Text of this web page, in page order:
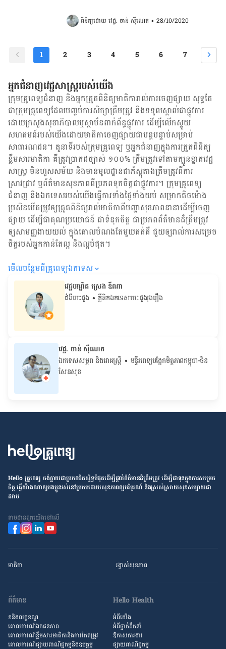
ពិនិត្យដោយ វេជ្ជ. ចាន់ ស៊ីណេត • 28/10/2020
1 2 3 4 5 6 7
អ្នកជំនាញវេជ្ជសាស្ត្ររបស់យើង
ក្រុមគ្រូពេទ្យជំនាញ និង​អ្នក​ត្រួតពិនិត្យ​មាតិការាល់ការចេញផ្សាយ សុទ្ធតែ
ជា​ក្រុម​គ្រូពេទ្យ​ដែល​បញ្ចប់ការសិក្សាត្រឹមត្រូវ និង​ទទួល​ស្គាល់​ជាផ្លូវការ​
ដោយ​ក្រសួងសុខាភិបាលឬស្ថាប័ន​ពាក់ព័ន្ធ​ផ្លូវការ ដើម្បីលើកស្ទួយ​
សហគមន៍​របស់យើង​ដោយ​មាតិកា​ចេញផ្សាយជាបន្តបន្ទាប់សម្រាប់
សាធារណជន។ តួនាទីរបស់​ក្រុមគ្រូពេទ្យ ឬ​អ្នក​ជំនាញ​ក្នុងការ​ត្រួតពិនិត្យ​
ខ្លឹមសារ​មាតិកា គឺ​ត្រូវ​ប្រាកដ​ច្បាស់ ១០០% ត្រឹមត្រូវ​ទៅតាម​ក្បួនខ្នាតវេជ្ជ
សាស្ត្រ មិនហួសសម័យ និង​មានមូលដ្ឋាន​ជា​ភ័ស្តុតាង​ត្រឹមត្រូវ​ពី​ការ​
ស្រាវជ្រាវ ឬ​ព័ត៌មាន​សុខភាព​ពី​ប្រភព​ទុកចិត្ត​ជាផ្លូវការ។ ក្រុមគ្រូពេទ្យ
ជំនាញ និង​ឯកទេស​របស់យើង​ធ្វើការ​ទាំង​ថ្ងៃទាំងយប់ សម្រាក​តិចម៉ោង
ប្រសិន​បើ​តម្រូវ​ឲ្យ​ត្រួតពិនិត្យ​រាល់​មាតិកា​ពី​បញ្ហា​សុខភាព​នានា​ដើម្បី​ចេញ​
ផ្សាយ ដើម្បី​ជា​គុណប្រយោជន៍ ជា​ទំនុកចិត្ត ជា​ប្រភព​ព័ត៌មាន​ដ៏​ត្រឹមត្រូវ
ឲ្យសាមញ្ញ​ងាយយល់ ក្នុងគោលបំណង​តែមួយ​គត់​គឺ ជួយ​ឲ្យ​រាល់ការសម្រេច
ចិត្ត​របស់​អ្នក​កាន់តែ​ល្អ និង​ល្អ​បំផុត។
មើល​បន្ថែម​ពី​គ្រូពេទ្យ​ឯកទេស
វេជ្ជបណ្ឌិត ស្រេង ឌីណា
ជំងឺបេះដូង • គ្លីនិកឯកទេសបេះដូងរុងរឿង
វេជ្ជ. ចាន់ ស៊ីណេត
ឯកទេសសម្ភព និងរោគស្ត្រី • ម​ន្ទីរពេទ្យបង្អែកមិត្តភាពកម្ពុជា-ចិន
សែនសុខ
Hello គ្រូពេទ្យ ​ចង់​ក្លាយ​ជា​ប្រភព​ជិតស្និទ្ធបំផុតដើម្បី​ផ្ដល់​ព័ត៌មាន​ដ៏​ត្រឹមត្រូវ​ ដើម្បី​ជា​ទុន​ក្នុង​ការ​សម្រេច​
ចិត្ត ធ្វើ​យ៉ាង​ណា​ឲ្យ​បងប្អូន​រស់នៅ​ប្រកប​ដោយ​សុខភាព​ល្អ​បរិបូរណ៍ និង​ស្រស់ស្រាយ​សុខសប្បាយ​ជា​
ដរាប
តាម​ដាន​ពួក​យើង​នៅ​លើ
មាតិកា រង្វាស់​សុខភាព
ព័ត៌មាន
ខនិងលក្ខខណ្ឌ
គោលការណ៍ឯកជនភាព
គោលការណ៍​ខ្លឹម​សារ​មាតិកា​និង​ការ​កែតម្រូវ
គោលការណ៍ផ្សាយពាណិជ្ជកម្មនិងឧបត្ថម្ភ
Hello Health
អំពីយើង
អំពី​ថ្នាក់ដឹកនាំ
ឱកាស​ការងារ
ផ្សាយពាណិជ្ជកម្ម